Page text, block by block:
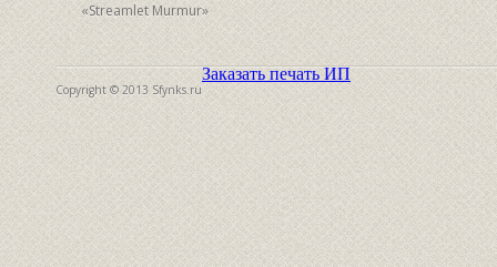
«Streamlet Murmur»
Copyright © 2013 Sfynks.ru
Заказать печать ИП